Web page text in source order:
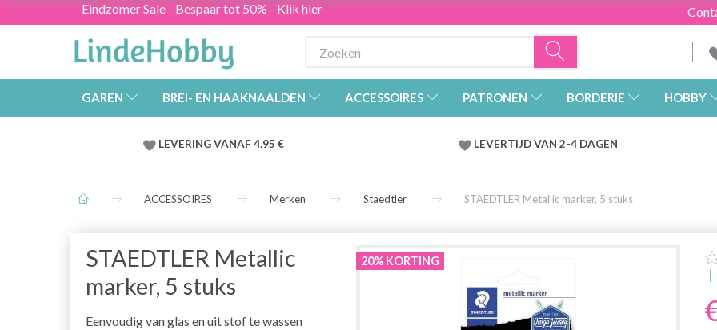
Eindzomer Sale - Bespaar tot 50% - Klik hier
GAREN BREI- EN HAAKNAALDEN ACCESSOIRES PATRONEN BORDERIE HOBBY
LEVERING VANAF 4.95 € LEVERTIJD VAN 2-4 DAGEN
ACCESSOIRES Merken Staedtler STAEDTLER Metallic marker, 5 stuks
STAEDTLER Metallic
marker, 5 stuks
Eenvoudig van glas en uit stof te wassen
20% KORTING